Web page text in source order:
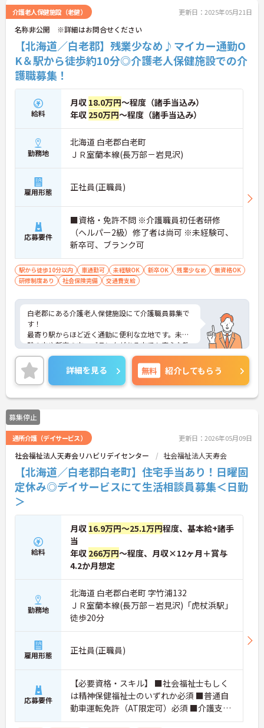
介護老人保健施設（老健） 更新日：2025年05月21日
名称非公開 ※詳細はお問合せください
【北海道／白老郡】残業少なめ♪マイカー通勤O
K＆駅から徒歩約10分◎介護老人保健施設での介
護職募集！
給料
月収 18.0万円～程度（諸手当込み）
年収 250万円～程度（諸手当込み）
勤務地
北海道 白老郡白老町
ＪＲ室蘭本線(長万部－岩見沢)
雇用形態 正社員(正職員)
応募要件
■資格・免許不問 ※介護職員初任者研修
（ヘルパー2級）修了者は尚可 ※未経験可、
新卒可、ブランク可
駅から徒歩10分以内 車通勤可 未経験OK 新卒OK 残業少なめ
無資格OK
研修制度あり
社会保険完備 交通費支給
白老郡にある介護老人保健施設にて介護職員募集で
す！
最寄り駅からほど近く通勤に便利な立地です。未経
験の方や新卒の方、ブランクがある方でも安心な教
育制度をとっており、入職後の数ヶ月は1人1人に教
育担当つき、親身に教えてくれます。また、施設内
の風通しの良い雰囲気も魅力の1つです。ご興味のあ
る方はお気軽にお問い合わせ下さいませ。
詳細を見る 無料 紹介してもらう
募集停止
通所介護（デイサービス） 更新日：2026年05月09日
社会福祉法人天寿会リハビリデイセンター 社会福祉法人天寿会
【北海道／白老郡白老町】住宅手当あり！日曜固
定休み◎デイサービスにて生活相談員募集＜日勤
＞
給料
月収 16.9万円～25.1万円程度、基本給+諸手
当
年収 266万円～程度、月収×12ヶ月＋賞与
4.2か月想定
勤務地
北海道 白老郡白老町 字竹浦132
ＪＲ室蘭本線(長万部－岩見沢)「虎杖浜駅」
徒歩20分
雇用形態 正社員(正職員)
応募要件
【必要資格・スキル】 ■社会福祉士もしく
は精神保健福祉士のいずれか必須 ■普通自
動車運転免許（AT限定可）必須 ■介護支援
専門員（ケアマネジャー）あれば尚可